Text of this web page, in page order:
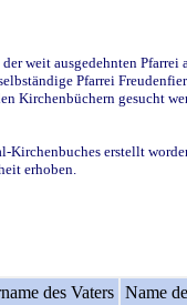
weit ausgedehnten
Pfarrei
Kirchenbüchern gesucht
erstellt
erhoben.
des Vaters Name